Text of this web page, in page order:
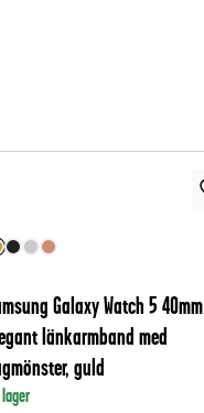
Galaxy Watch 5 40mm
länkarmband med
guld